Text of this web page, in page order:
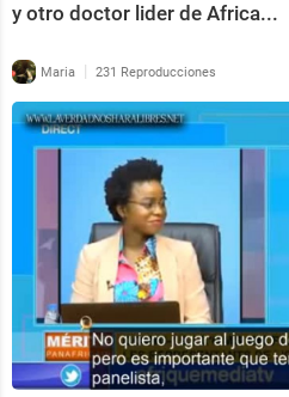
y otro doctor lider de Africa...
Maria | 231 Reproducciones